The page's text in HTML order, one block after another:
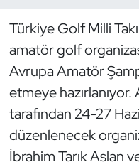
Türkiye Golf Milli
amatör golf
Avrupa Amatör
etmeye
tarafından 24-27
düzenlenecek
İbrahim Tarık Aslan
Dans Sporları
Dövüş Sanatı
E-Spor
Eskrim